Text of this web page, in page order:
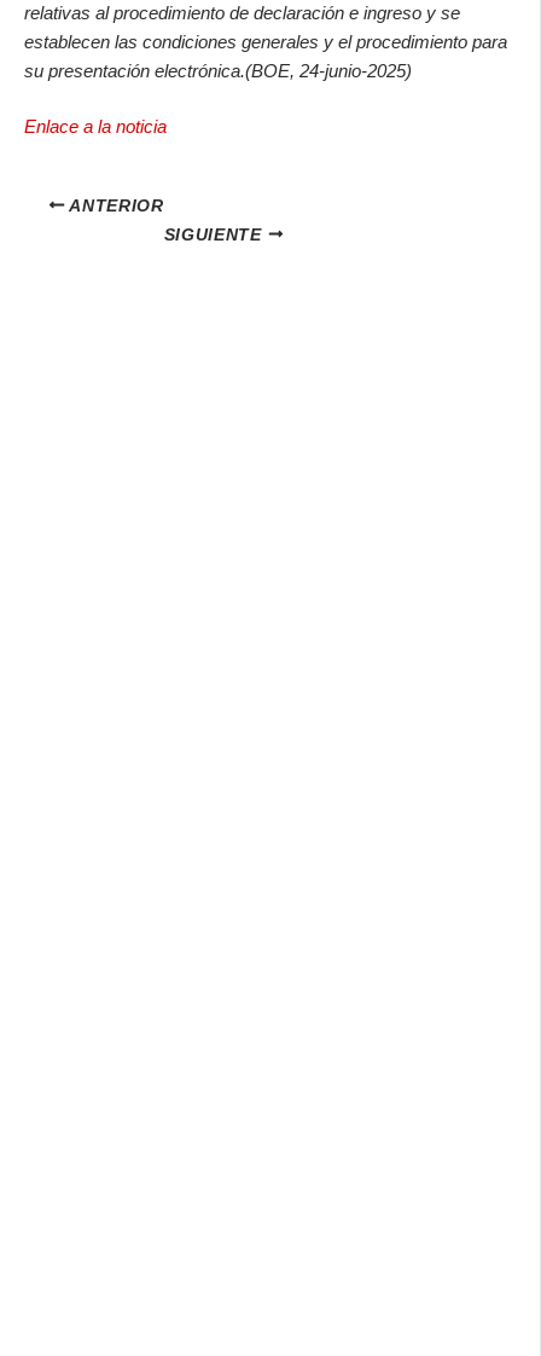
relativas al procedimiento de declaración e ingreso y se
establecen las condiciones generales y el procedimiento para
su presentación electrónica.(BOE, 24-junio-2025)
Enlace a la noticia
ANTERIOR
SIGUIENTE